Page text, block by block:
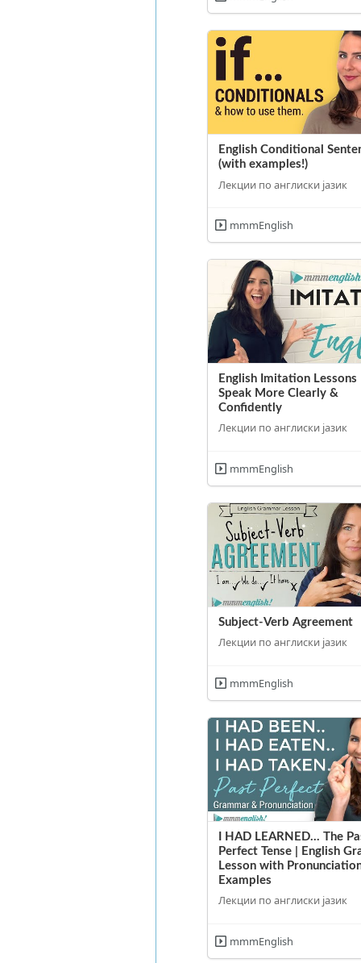
English Conditional
(with examples!)
Лекции по англиски јазик
mmmEnglish
English Imitation Lessons
Speak More Clearly &
Confidently
Лекции по англиски јазик
mmmEnglish
Subject-Verb Agreement
Лекции по англиски јазик
mmmEnglish
I HAD LEARNED... The
Perfect Tense | English
Lesson with
Examples
Лекции по англиски јазик
mmmEnglish